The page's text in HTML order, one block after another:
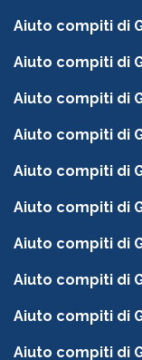
Aiuto compiti di
Aiuto compiti di
Aiuto compiti di
Aiuto compiti di
Aiuto compiti di
Aiuto compiti di
Aiuto compiti di
Aiuto compiti di
Aiuto compiti di
Aiuto compiti di